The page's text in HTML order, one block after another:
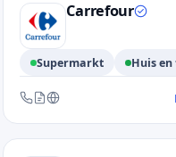
Aldi
Carrefour
Supermarkt Huis
Bereikbaar via telefoon,